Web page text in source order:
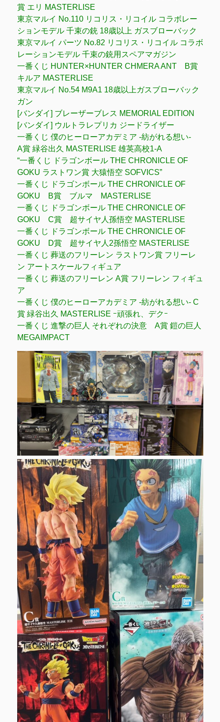
賞 エリ MASTERLISE
東京マルイ No.110 リコリス・リコイル コラボレー
ションモデル 千束の銃 18歳以上 ガスブローバック
東京マルイ パーツ No.82 リコリス・リコイル コラボ
レーションモデル 千束の銃用スペアマガジン
一番くじ HUNTER×HUNTER CHMERA ANT B賞
キルア MASTERLISE
東京マルイ No.54 M9A1 18歳以上ガスブローバック
ガン
[バンダイ] ブレーザーブレス MEMORIAL EDITION
[バンダイ] ウルトラレプリカ ジードライザー
一番くじ 僕のヒーローアカデミア -紡がれる想い-
A賞 緑谷出久 MASTERLISE 雄英高校1-A
“一番くじ ドラゴンボール THE CHRONICLE OF
GOKU ラストワン賞 大猿悟空 SOFVICS”
一番くじ ドラゴンボール THE CHRONICLE OF
GOKU B賞 ブルマ MASTERLISE
一番くじ ドラゴンボール THE CHRONICLE OF
GOKU C賞 超サイヤ人孫悟空 MASTERLISE
一番くじ ドラゴンボール THE CHRONICLE OF
GOKU D賞 超サイヤ人2孫悟空 MASTERLISE
一番くじ 葬送のフリーレン ラストワン賞 フリーレ
ン アートスケールフィギュア
一番くじ 葬送のフリーレン A賞 フリーレン フィギュ
ア
一番くじ 僕のヒーローアカデミア -紡がれる想い- C
賞 緑谷出久 MASTERLISE ｰ頑張れ、デクｰ
一番くじ 進撃の巨人 それぞれの決意 A賞 鎧の巨人
MEGAIMPACT